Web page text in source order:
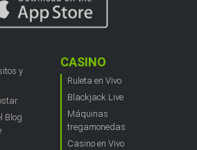
y
Blog
CASINO
Ruleta en Vivo
Blackjack Live
Máquinas
tregamonedas
Casino en Vivo